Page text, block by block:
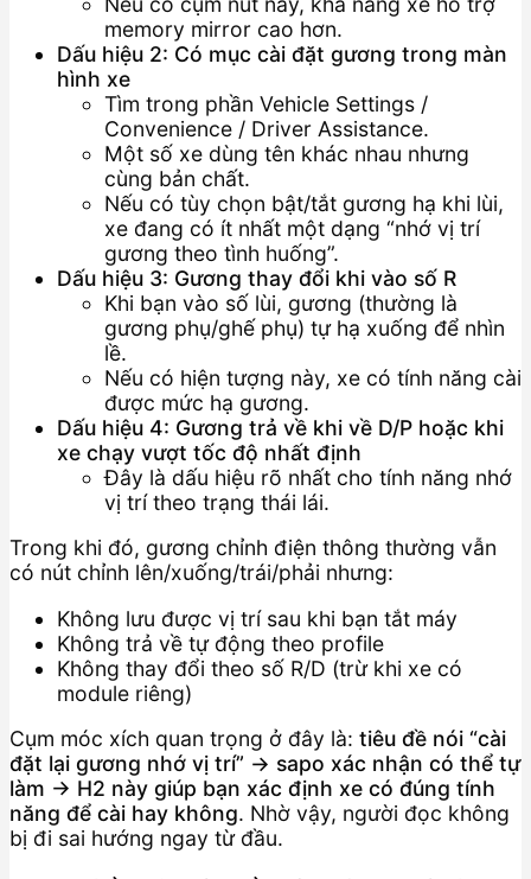
memory mirror cao hơn.
Dấu hiệu 2: Có mục cài đặt gương trong màn
hình xe
Tìm trong phần Vehicle Settings /
Convenience / Driver Assistance.
Một số xe dùng tên khác nhau nhưng
cùng bản chất.
Nếu có tùy chọn bật/tắt gương hạ khi lùi,
xe đang có ít nhất một dạng “nhớ vị trí
gương theo tình huống”.
Dấu hiệu 3: Gương thay đổi khi vào số R
Khi bạn vào số lùi, gương (thường là
gương phụ/ghế phụ) tự hạ xuống để nhìn
lề.
Nếu có hiện tượng này, xe có tính năng cài
được mức hạ gương.
Dấu hiệu 4: Gương trả về khi về D/P hoặc khi
xe chạy vượt tốc độ nhất định
Đây là dấu hiệu rõ nhất cho tính năng nhớ
vị trí theo trạng thái lái.
Trong khi đó, gương chỉnh điện thông thường vẫn
có nút chỉnh lên/xuống/trái/phải nhưng:
Không lưu được vị trí sau khi bạn tắt máy
Không trả về tự động theo profile
Không thay đổi theo số R/D (trừ khi xe có
module riêng)
Cụm móc xích quan trọng ở đây là: tiêu đề nói “cài
đặt lại gương nhớ vị trí” → sapo xác nhận có thể tự
làm → H2 này giúp bạn xác định xe có đúng tính
năng để cài hay không. Nhờ vậy, người đọc không
bị đi sai hướng ngay từ đầu.